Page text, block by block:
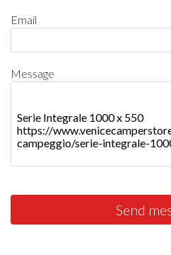
Email
Message
Send